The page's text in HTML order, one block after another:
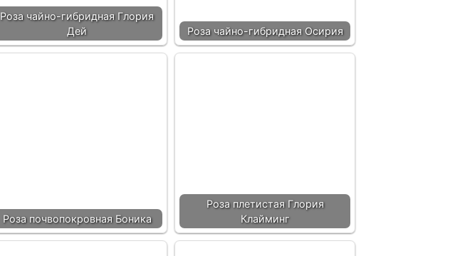
Роза чайно-гибридная Глория
Дей
Роза чайно-гибридная Осирия
Роза почвопокровная Боника
Роза плетистая Глория
Клайминг